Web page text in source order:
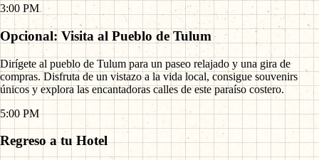
3:00 PM
Opcional: Visita al Pueblo de Tulum
Dirígete al pueblo de Tulum para un paseo relajado y una gira de
compras. Disfruta de un vistazo a la vida local, consigue souvenirs
únicos y explora las encantadoras calles de este paraíso costero.
5:00 PM
Regreso a tu Hotel